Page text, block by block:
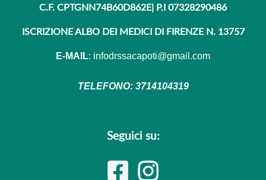
C.F. CPTGNN74B60D862E| P.I 07328290486
ISCRIZIONE ALBO DEI MEDICI DI FIRENZE N. 13757
E-MAIL: infodrssacapoti@gmail.com
TELEFONO: 3714104319
Seguici su: